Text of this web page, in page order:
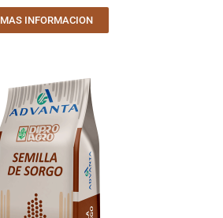
MAS INFORMACION